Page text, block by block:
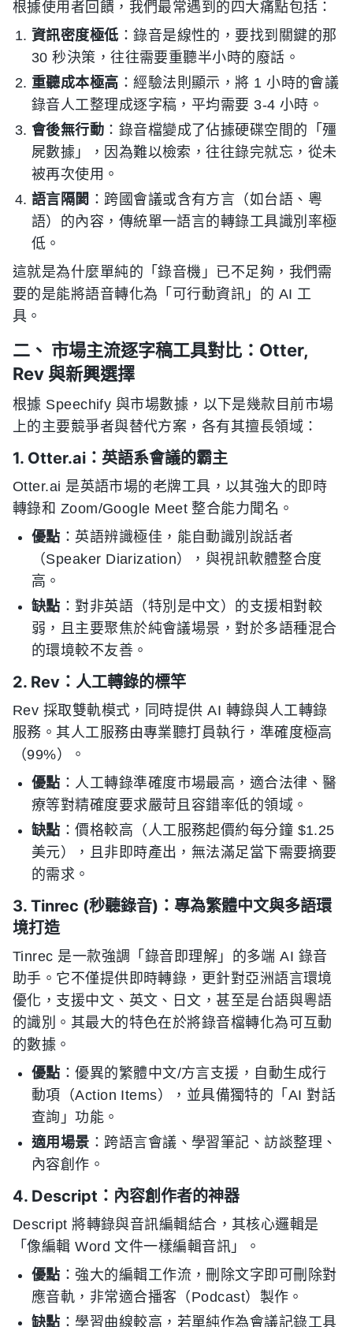
根據使用者回饋，我們最常遇到的四大痛點包括：
資訊密度極低 ：錄音是線性的，要找到關鍵的那
30 秒決策，往往需要重聽半小時的廢話。
重聽成本極高 ：經驗法則顯示，將 1 小時的會議
錄音人工整理成逐字稿，平均需要 3-4 小時。
會後無行動 ：錄音檔變成了佔據硬碟空間的「殭
屍數據」，因為難以檢索，往往錄完就忘，從未
被再次使用。
語言隔閡 ：跨國會議或含有方言（如台語、粵
語）的內容，傳統單一語言的轉錄工具識別率極
低。
這就是為什麼單純的「錄音機」已不足夠，我們需
要的是能將語音轉化為「可行動資訊」的 AI 工
具。
二、 市場主流逐字稿工具對比：Otter,
Rev 與新興選擇
根據 Speechify 與市場數據，以下是幾款目前市場
上的主要競爭者與替代方案，各有其擅長領域：
1. Otter.ai：英語系會議的霸主
Otter.ai 是英語市場的老牌工具，以其強大的即時
轉錄和 Zoom/Google Meet 整合能力聞名。
優點 ：英語辨識極佳，能自動識別說話者
（Speaker Diarization），與視訊軟體整合度
高。
缺點 ：對非英語（特別是中文）的支援相對較
弱，且主要聚焦於純會議場景，對於多語種混合
的環境較不友善。
2. Rev：人工轉錄的標竿
Rev 採取雙軌模式，同時提供 AI 轉錄與人工轉錄
服務。其人工服務由專業聽打員執行，準確度極高
（99%）。
優點 ：人工轉錄準確度市場最高，適合法律、醫
療等對精確度要求嚴苛且容錯率低的領域。
缺點 ：價格較高（人工服務起價約每分鐘 $1.25
美元），且非即時產出，無法滿足當下需要摘要
的需求。
3. Tinrec (秒聽錄音)：專為繁體中文與多語環
境打造
Tinrec 是一款強調「錄音即理解」的多端 AI 錄音
助手。它不僅提供即時轉錄，更針對亞洲語言環境
優化，支援中文、英文、日文，甚至是台語與粵語
的識別。其最大的特色在於將錄音檔轉化為可互動
的數據。
優點 ：優異的繁體中文/方言支援，自動生成行
動項（Action Items），並具備獨特的「AI 對話
查詢」功能。
適用場景 ：跨語言會議、學習筆記、訪談整理、
內容創作。
4. Descript：內容創作者的神器
Descript 將轉錄與音訊編輯結合，其核心邏輯是
「像編輯 Word 文件一樣編輯音訊」。
優點 ：強大的編輯工作流，刪除文字即可刪除對
應音軌，非常適合播客（Podcast）製作。
缺點 ：學習曲線較高，若單純作為會議記錄工具